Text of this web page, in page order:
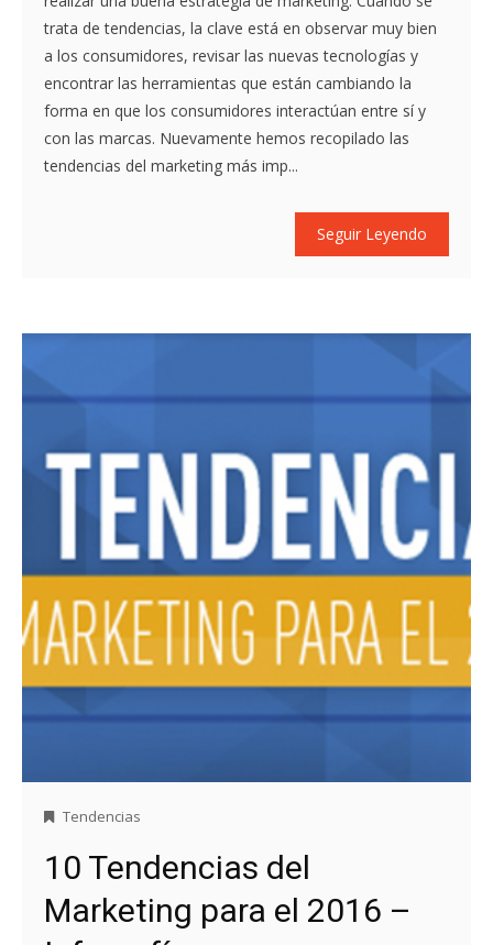
trata de tendencias, la clave está en observar muy bien
a los consumidores, revisar las nuevas tecnologías y
encontrar las herramientas que están cambiando la
forma en que los consumidores interactúan entre sí y
con las marcas. Nuevamente hemos recopilado las
tendencias del marketing más imp...
Seguir Leyendo
Tendencias
10 Tendencias del
Marketing para el 2016 –